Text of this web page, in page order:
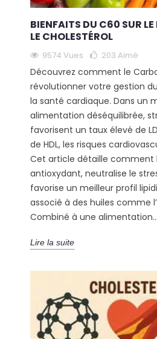
BIENFAITS DU C60 SUR LE
LE CHOLESTÉROL
9574 Vues 203 Aimé
Découvrez comment le
révolutionner votre gestion
la santé cardiaque. Dans un
alimentation déséquilibrée,
favorisent un taux élevé de
de HDL, les risques
Cet article détaille comment
antioxydant, neutralise le
favorise un meilleur profil
associé à des huiles comme
Combiné à une alimentation...
Lire la suite